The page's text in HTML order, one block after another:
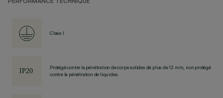
PERFORMANCE TECHNIQUE
Class I
Protégé contre la pénétration de corps solides de plus de 12 mm, non protégé
contre la pénétration de liquides.